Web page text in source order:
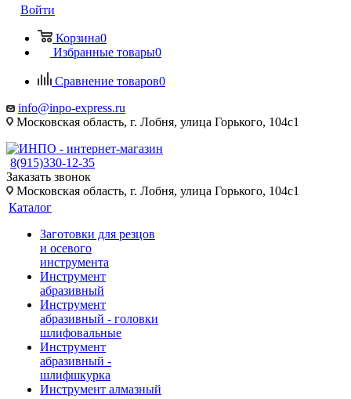
Войти
Корзина0
Избранные товары0
Сравнение товаров0
info@inpo-express.ru
Московская область, г. Лобня, улица Горького, 104с1
8(915)330-12-35
Заказать звонок
Московская область, г. Лобня, улица Горького, 104с1
Каталог
Заготовки для резцов
и осевого
инструмента
Инструмент
абразивный
Инструмент
абразивный - головки
шлифовальные
Инструмент
абразивный -
шлифшкурка
Инструмент алмазный